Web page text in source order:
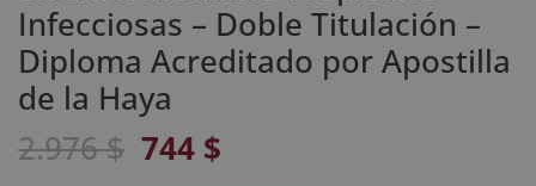
Infecciosas – Doble Titulación –
Diploma Acreditado por Apostilla
de la Haya
2.976$ El
precio
744 $